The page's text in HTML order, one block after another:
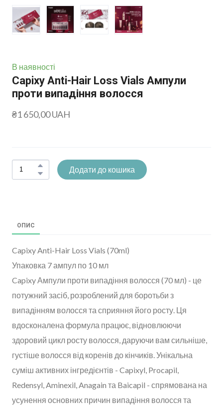
В наявності
Capixy Anti-Hair Loss Vials Ампули
проти випадіння волосся
₴1 650,00 UAH
Додати до кошика
ОПИС
Capixy Anti-Hair Loss Vials (70ml)
Упаковка 7 ампул по 10 мл
Capixy Ампули проти випадіння волосся (70 мл) - це
потужний засіб, розроблений для боротьби з
випадінням волосся та сприяння його росту. Ця
вдосконалена формула працює, відновлюючи
здоровий цикл росту волосся, даруючи вам сильніше,
густіше волосся від коренів до кінчиків. Унікальна
суміш активних інгредієнтів - Capixyl, Procapil,
Redensyl, Aminexil, Anagain та Baicapil - спрямована на
усунення основних причин випадіння волосся та